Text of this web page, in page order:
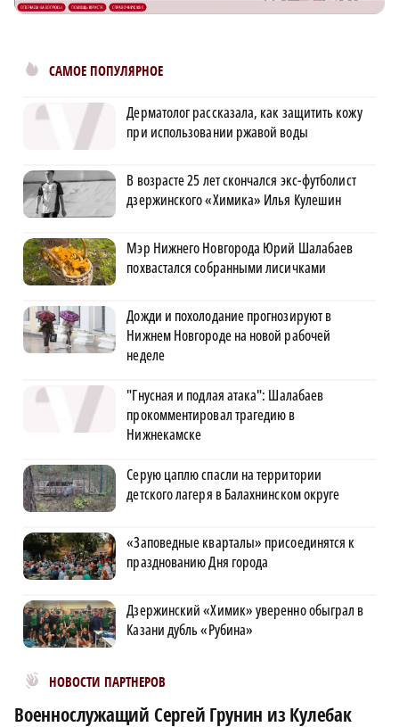
САМОЕ ПОПУЛЯРНОЕ
Дерматолог рассказала, как защитить кожу
при использовании ржавой воды
В возрасте 25 лет скончался экс-футболист
дзержинского «Химика» Илья Кулешин
Мэр Нижнего Новгорода Юрий Шалабаев
похвастался собранными лисичками
Дожди и похолодание прогнозируют в
Нижнем Новгороде на новой рабочей
неделе
"Гнусная и подлая атака": Шалабаев
прокомментировал трагедию в
Нижнекамске
Серую цаплю спасли на территории
детского лагеря в Балахнинском округе
«Заповедные кварталы» присоединятся к
празднованию Дня города
Дзержинский «Химик» уверенно обыграл в
Казани дубль «Рубина»
НОВОСТИ ПАРТНЕРОВ
Новости МирТесен
Военнослужащий Сергей Грунин из Кулебак